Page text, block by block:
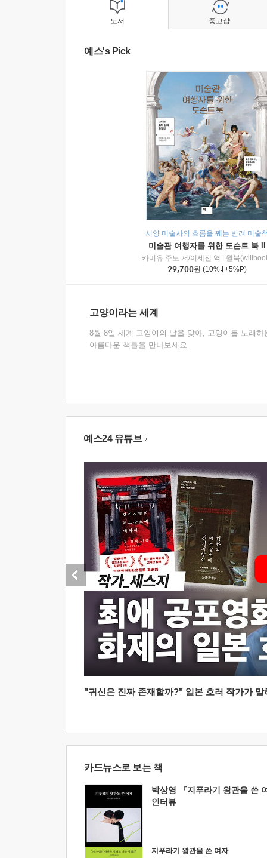
도서
예스's Pick
서양 미술사의 흐름을 꿰는 반려 미술
미술관 여행자를 위한 도슨트 북 II
카미유 주노 저/이세진 역
윌북
29,700원 (10% +5% )
고양이라는 세계
8월 8일 세계 고양이의 날을 맞아, 고양이를 노래하
아름다운 책들을 만나보세요.
중고샵
예스24 유튜브
"귀신은 진짜 존재할까?" 일본 호러 작가가
카드뉴스로 보는 책
박상영 『지푸라기 왕관을 쓴
인터뷰
지푸라기 왕관을 쓴 여자